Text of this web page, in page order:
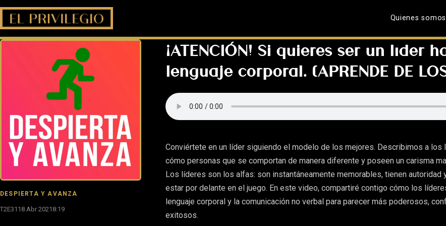
Quienes somos
DESPIERTA Y AVANZA
T2E31 18 Abr 2021 8:19
¡ATENCIÓN! Si quieres ser un líder
lenguaje corporal. (APRENDE DE
Conviértete en un líder siguiendo el modelo de los mejores. Describimos a los
cómo personas que se comportan de manera diferente y poseen un carisma
Los líderes son los alfas: son instantáneamente memorables, tienen autoridad
estar por delante en el juego. En este video, compartiré contigo cómo los
lenguaje corporal y la comunicación no verbal para parecer más poderosos,
exitosos.